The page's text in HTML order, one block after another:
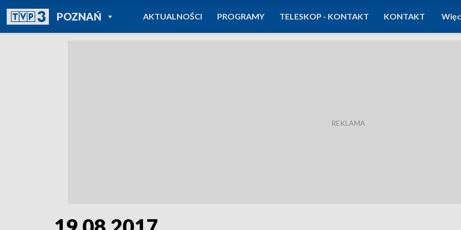
POZNAŃPOWRÓT DO
TVP REGIONY
AKTUALNOŚCI PROGRAMY TELESKOP - KONTAKT KONTAKT